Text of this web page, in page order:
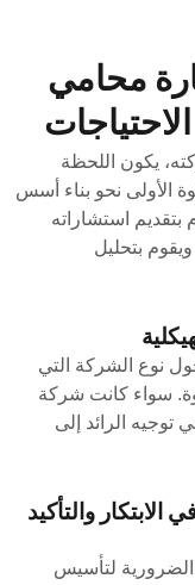
محامي
يكون اللحظة
الأولى نحو بناء أسس
بتقديم استشاراته
بتحليل
نوع الشركة التي
سواء كانت شركة
توجيه الرائد إلى
الابتكار والتأكيد
الضرورية لتأسيس